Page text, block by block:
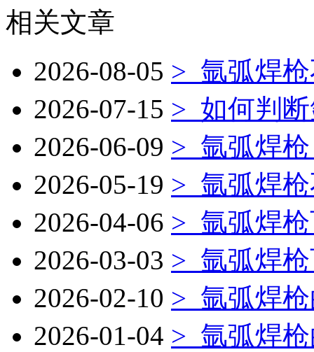
相关文章
2026-08-05 > 氩弧焊
2026-07-15 > 如何判
2026-06-09 > 氩弧焊
2026-05-19 > 氩弧焊
2026-04-06 > 氩弧焊
2026-03-03 > 氩弧焊
2026-02-10 > 氩弧焊
2026-01-04 > 氩弧焊